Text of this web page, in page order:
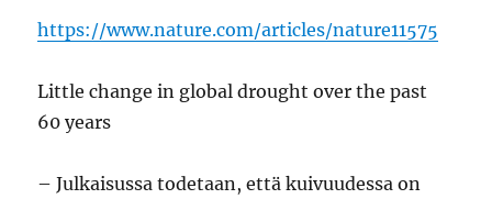
https://www.nature.com/articles/nature11575
Little change in global drought over the past
60 years
– Julkaisussa todetaan, että kuivuudessa on